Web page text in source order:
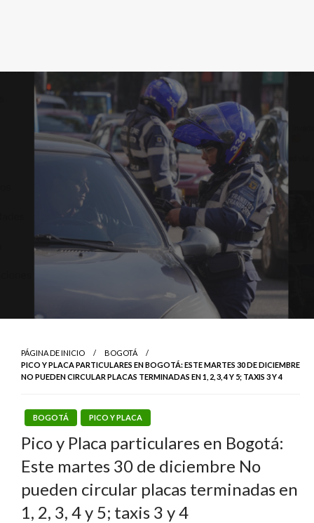
PÁGINA DE INICIO
BOGOTÁ
PICO Y PLACA PARTICULARES EN BOGOTÁ: ESTE MARTES 30 DE DICIEMBRE
NO PUEDEN CIRCULAR PLACAS TERMINADAS EN 1, 2, 3, 4 Y 5; TAXIS 3 Y 4
BOGOTÁ PICO Y PLACA
Pico y Placa particulares en Bogotá:
Este martes 30 de diciembre No
pueden circular placas terminadas en
1, 2, 3, 4 y 5; taxis 3 y 4